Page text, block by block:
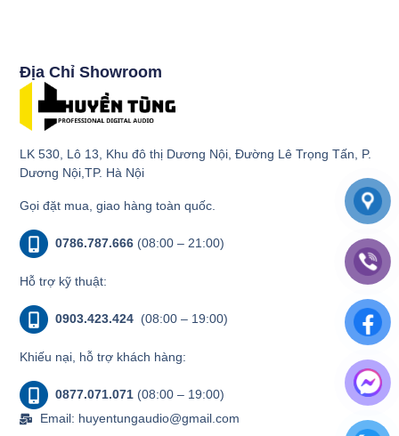
Địa Chỉ Showroom
LK 530, Lô 13, Khu đô thị Dương Nội, Đường Lê Trọng Tấn, P.
Dương Nội,TP. Hà Nội
Gọi đặt mua, giao hàng toàn quốc.
0786.787.666 (08:00 – 21:00)
Hỗ trợ kỹ thuật:
0903.423.424 (08:00 – 19:00)
Khiếu nại, hỗ trợ khách hàng:
0877.071.071 (08:00 – 19:00)
Email: huyentungaudio@gmail.com